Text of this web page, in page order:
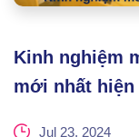
Kinh nghiệm
mới nhất hiện
Jul 23, 2024